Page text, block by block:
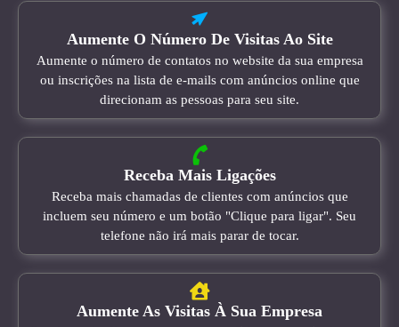
Aumente O Número De Visitas Ao Site
Aumente o número de contatos no website da sua empresa
ou inscrições na lista de e-mails com anúncios online que
direcionam as pessoas para seu site.
Receba Mais Ligações
Receba mais chamadas de clientes com anúncios que
incluem seu número e um botão "Clique para ligar". Seu
telefone não irá mais parar de tocar.
Aumente As Visitas À Sua Empresa